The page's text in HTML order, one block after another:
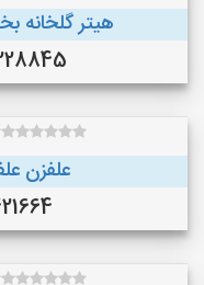
هیتر گلخانه
علفزن